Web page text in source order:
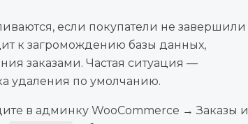
если покупатели не завершили
к загромождению базы данных,
заказами. Частая ситуация —
удаления по умолчанию.
в админку WooCommerce → Заказы и